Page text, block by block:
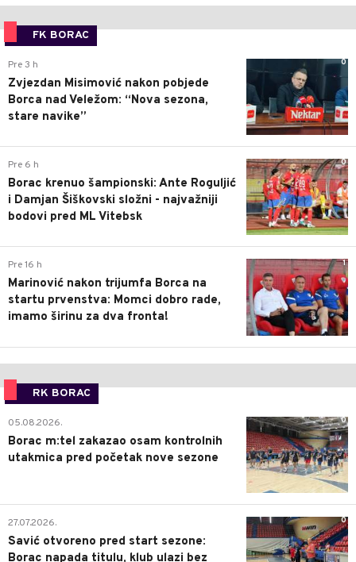
FK BORAC
0
Pre 3 h
Zvjezdan Misimović nakon pobjede
Borca nad Veležom: “Nova sezona,
stare navike”
0
Pre 6 h
Borac krenuo šampionski: Ante Roguljić
i Damjan Šiškovski složni - najvažniji
bodovi pred ML Vitebsk
1
Pre 16 h
Marinović nakon trijumfa Borca na
startu prvenstva: Momci dobro rade,
imamo širinu za dva fronta!
RK BORAC
0
05.08.2026.
Borac m:tel zakazao osam kontrolnih
utakmica pred početak nove sezone
0
27.07.2026.
Savić otvoreno pred start sezone:
Borac napada titulu, klub ulazi bez